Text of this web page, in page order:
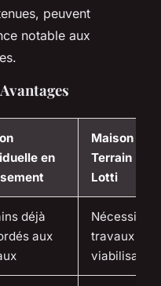
peuvent
notable aux
en
Maison sur
Terrain Non
Lotti
déjà
aux
Nécessite
travaux de
viabilisation